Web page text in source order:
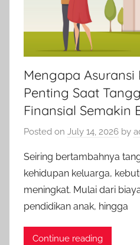
Mengapa Asuransi
Penting Saat
Finansial Semakin
Posted on July 14, 2026 by
Seiring bertambahnya
kehidupan keluarga,
meningkat. Mulai dari
pendidikan anak, hingga
Continue reading